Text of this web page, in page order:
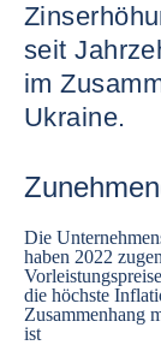
seit
im
Ukraine.
Die
haben 2022
die höchste
Zusammenhang
ist